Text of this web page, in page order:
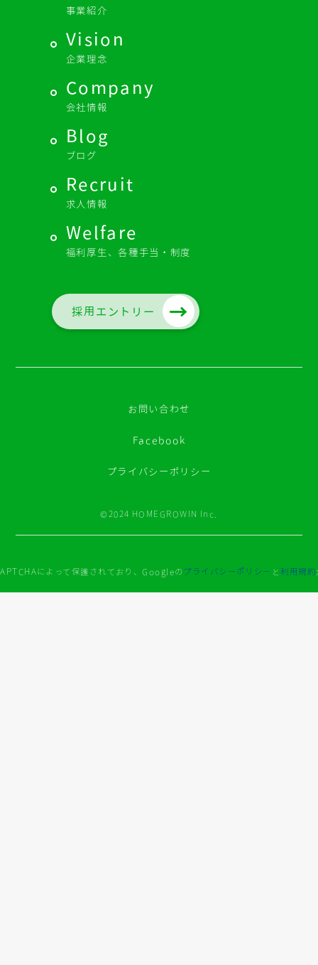
事業紹介
Vision
企業理念
Company
会社情報
Blog
ブログ
Recruit
求人情報
Welfare
福利厚生、各種手当・制度
採用エントリー
お問い合わせ
Facebook
プライバシーポリシー
©2024 HOMEGROWIN Inc.
によって保護されており、Googleの プライバシーポリシー と利用規約